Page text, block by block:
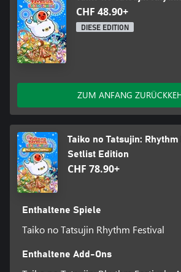
CHF 48.90+
DIESE EDITION
ZUM ANFANG
Taiko no Tatsujin:
Setlist Edition
CHF 78.90+
Enthaltene Spiele
Taiko no Tatsujin Rhythm Festival
Enthaltene Add-Ons